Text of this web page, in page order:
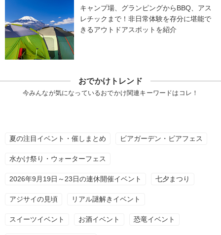
キャンプ場、グランピングからBBQ、アス
レチックまで！非日常体験を存分に堪能で
きるアウトドアスポットを紹介
おでかけトレンド
今みんなが気になっているおでかけ関連キーワードはコレ！
夏の注目イベント・催しまとめ ビアガーデン・ビアフェス
水かけ祭り・ウォーターフェス
2026年9月19日～23日の連休開催イベント 七夕まつり
アジサイの見頃 リアル謎解きイベント
スイーツイベント お酒イベント 恐竜イベント